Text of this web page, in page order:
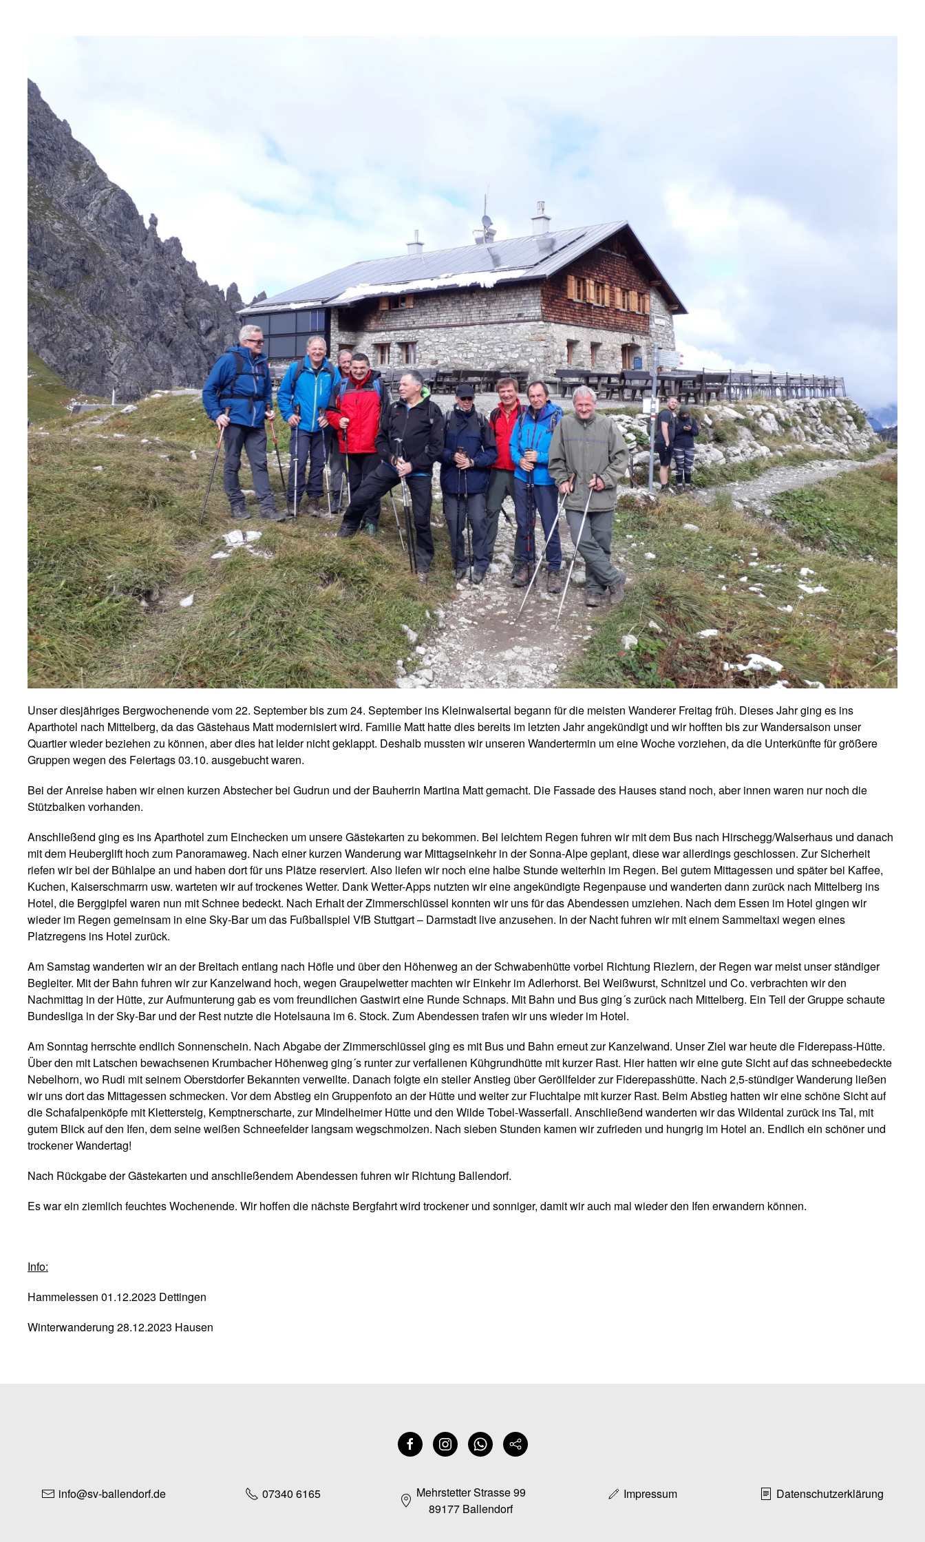
Unser diesjähriges Bergwochenende vom 22. September bis zum 24. September ins Kleinwalsertal begann für die meisten Wanderer Freitag früh. Dieses Jahr ging es ins
Aparthotel nach Mittelberg, da das Gästehaus Matt modernisiert wird. Familie Matt hatte dies bereits im letzten Jahr angekündigt und wir hofften bis zur Wandersaison unser
Quartier wieder beziehen zu können, aber dies hat leider nicht geklappt. Deshalb mussten wir unseren Wandertermin um eine Woche vorziehen, da die Unterkünfte für größere
Gruppen wegen des Feiertags 03.10. ausgebucht waren.
Bei der Anreise haben wir einen kurzen Abstecher bei Gudrun und der Bauherrin Martina Matt gemacht. Die Fassade des Hauses stand noch, aber innen waren nur noch die
Stützbalken vorhanden.
Anschließend ging es ins Aparthotel zum Einchecken um unsere Gästekarten zu bekommen. Bei leichtem Regen fuhren wir mit dem Bus nach Hirschegg/Walserhaus und danach
mit dem Heuberglift hoch zum Panoramaweg. Nach einer kurzen Wanderung war Mittagseinkehr in der Sonna-Alpe geplant, diese war allerdings geschlossen. Zur Sicherheit
riefen wir bei der Bühlalpe an und haben dort für uns Plätze reserviert. Also liefen wir noch eine halbe Stunde weiterhin im Regen. Bei gutem Mittagessen und später bei Kaffee,
Kuchen, Kaiserschmarrn usw. warteten wir auf trockenes Wetter. Dank Wetter-Apps nutzten wir eine angekündigte Regenpause und wanderten dann zurück nach Mittelberg ins
Hotel, die Berggipfel waren nun mit Schnee bedeckt. Nach Erhalt der Zimmerschlüssel konnten wir uns für das Abendessen umziehen. Nach dem Essen im Hotel gingen wir
wieder im Regen gemeinsam in eine Sky-Bar um das Fußballspiel VfB Stuttgart – Darmstadt live anzusehen. In der Nacht fuhren wir mit einem Sammeltaxi wegen eines
Platzregens ins Hotel zurück.
Am Samstag wanderten wir an der Breitach entlang nach Höfle und über den Höhenweg an der Schwabenhütte vorbei Richtung Riezlern, der Regen war meist unser ständiger
Begleiter. Mit der Bahn fuhren wir zur Kanzelwand hoch, wegen Graupelwetter machten wir Einkehr im Adlerhorst. Bei Weißwurst, Schnitzel und Co. verbrachten wir den
Nachmittag in der Hütte, zur Aufmunterung gab es vom freundlichen Gastwirt eine Runde Schnaps. Mit Bahn und Bus ging´s zurück nach Mittelberg. Ein Teil der Gruppe schaute
Bundesliga in der Sky-Bar und der Rest nutzte die Hotelsauna im 6. Stock. Zum Abendessen trafen wir uns wieder im Hotel.
Am Sonntag herrschte endlich Sonnenschein. Nach Abgabe der Zimmerschlüssel ging es mit Bus und Bahn erneut zur Kanzelwand. Unser Ziel war heute die Fiderepass-Hütte.
Über den mit Latschen bewachsenen Krumbacher Höhenweg ging´s runter zur verfallenen Kühgrundhütte mit kurzer Rast. Hier hatten wir eine gute Sicht auf das schneebedeckte
Nebelhorn, wo Rudi mit seinem Oberstdorfer Bekannten verweilte. Danach folgte ein steiler Anstieg über Geröllfelder zur Fiderepasshütte. Nach 2,5-stündiger Wanderung ließen
wir uns dort das Mittagessen schmecken. Vor dem Abstieg ein Gruppenfoto an der Hütte und weiter zur Fluchtalpe mit kurzer Rast. Beim Abstieg hatten wir eine schöne Sicht auf
die Schafalpenköpfe mit Klettersteig, Kemptnerscharte, zur Mindelheimer Hütte und den Wilde Tobel-Wasserfall. Anschließend wanderten wir das Wildental zurück ins Tal, mit
gutem Blick auf den Ifen, dem seine weißen Schneefelder langsam wegschmolzen. Nach sieben Stunden kamen wir zufrieden und hungrig im Hotel an. Endlich ein schöner und
trockener Wandertag!
Nach Rückgabe der Gästekarten und anschließendem Abendessen fuhren wir Richtung Ballendorf.
Es war ein ziemlich feuchtes Wochenende. Wir hoffen die nächste Bergfahrt wird trockener und sonniger, damit wir auch mal wieder den Ifen erwandern können.
Info:
Hammelessen 01.12.2023 Dettingen
Winterwanderung 28.12.2023 Hausen
info@sv-ballendorf.de 07340 6165
Mehrstetter Strasse 99
89177 Ballendorf
Impressum Datenschutzerklärung